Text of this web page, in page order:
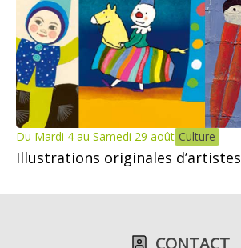
Du Mardi 4 au Samedi 29 août Culture
Illustrations originales d’artistes
CONTACT